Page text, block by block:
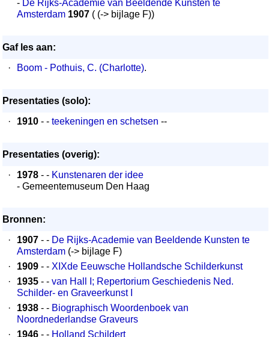
- De Rijks-Academie van Beeldende Kunsten te
Amsterdam 1907 ( (-> bijlage F))
Gaf les aan:
·
Boom - Pothuis, C. (Charlotte).
Presentaties (solo):
·
1910 - - teekeningen en schetsen --
Presentaties (overig):
·
1978 - - Kunstenaren der idee
- Gemeentemuseum Den Haag
Bronnen:
·
1907 - - De Rijks-Academie van Beeldende Kunsten te
Amsterdam (-> bijlage F)
·
1909 - - XIXde Eeuwsche Hollandsche Schilderkunst
·
1935 - - van Hall I; Repertorium Geschiedenis Ned.
Schilder- en Graveerkunst I
·
1938 - - Biographisch Woordenboek van
Noordnederlandse Graveurs
·
1946 - - Holland Schildert